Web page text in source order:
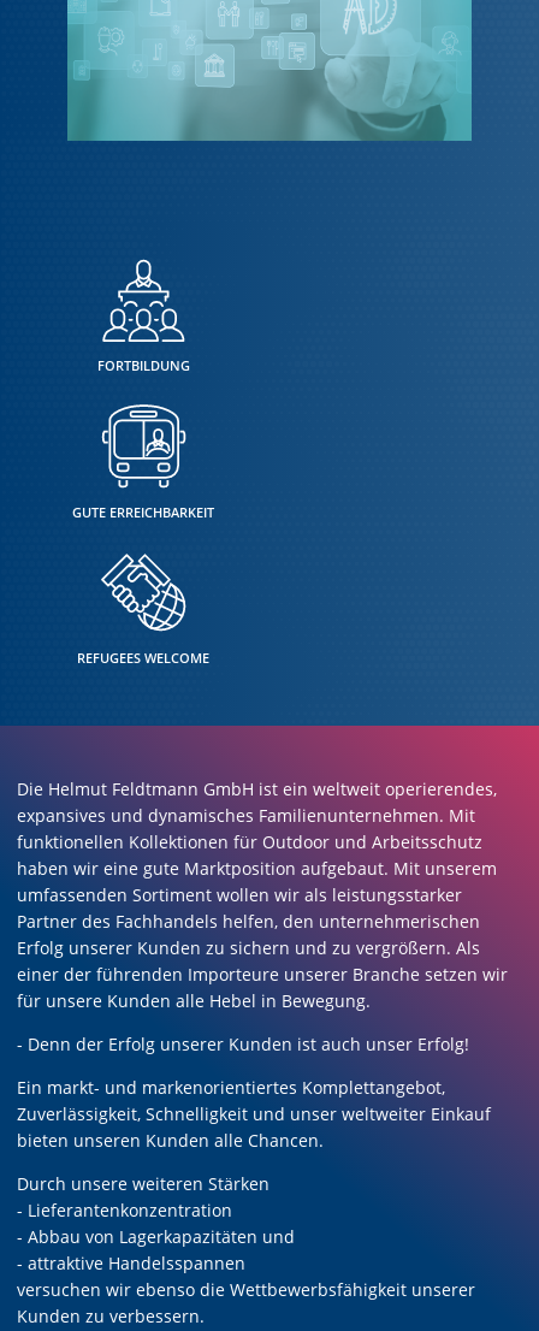
FORTBILDUNG
GUTE ERREICHBARKEIT
REFUGEES WELCOME
Die Helmut Feldtmann GmbH ist ein weltweit operierendes,
expansives und dynamisches Familienunternehmen. Mit
funktionellen Kollektionen für Outdoor und Arbeitsschutz
haben wir eine gute Marktposition aufgebaut. Mit unserem
umfassenden Sortiment wollen wir als leistungsstarker
Partner des Fachhandels helfen, den unternehmerischen
Erfolg unserer Kunden zu sichern und zu vergrößern. Als
einer der führenden Importeure unserer Branche setzen wir
für unsere Kunden alle Hebel in Bewegung.
- Denn der Erfolg unserer Kunden ist auch unser Erfolg!
Ein markt- und markenorientiertes Komplettangebot,
Zuverlässigkeit, Schnelligkeit und unser weltweiter Einkauf
bieten unseren Kunden alle Chancen.
Durch unsere weiteren Stärken
- Lieferantenkonzentration
- Abbau von Lagerkapazitäten und
- attraktive Handelsspannen
versuchen wir ebenso die Wettbewerbsfähigkeit unserer
Kunden zu verbessern.